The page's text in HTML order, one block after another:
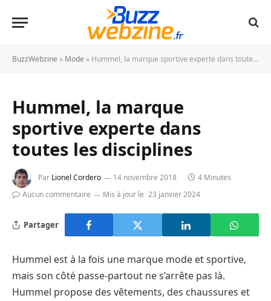
BuzzWebzine » Mode » Hummel, la marque sportive experte dans toutes les disciplines
Hummel, la marque
sportive experte dans
toutes les disciplines
Par Lionel Cordero 14 novembre 2018
4 Minutes
Aucun commentaire
Mis à jour le 23 janvier 2024
Partager
Hummel est à la fois une marque mode et sportive,
mais son côté passe-partout ne s’arrête pas là.
Hummel propose des vêtements, des chaussures et